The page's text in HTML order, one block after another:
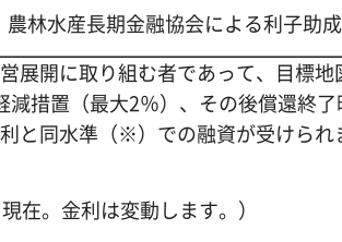
農林水産長期金融協会による利子助成
展開に取り組む者であって、目標
措置（最大2％）、その後償還終
と同水準（※）での融資が受けら
在。金利は変動します。）